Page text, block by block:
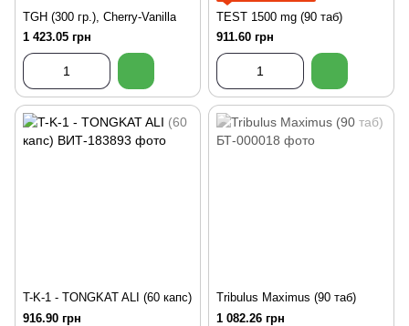
TGH (300 гр.), Cherry-Vanilla
1 423.05 грн
TEST 1500 mg (90 таб)
911.60 грн
T-K-1 - TONGKAT ALI (60 капс)
916.90 грн
Tribulus Maximus (90 таб)
1 082.26 грн